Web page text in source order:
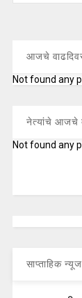
आजचे
Not found any
नेत्यांचे आजचे
Not found any
साप्ताहिक